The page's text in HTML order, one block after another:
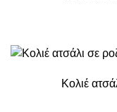
Κολιέ